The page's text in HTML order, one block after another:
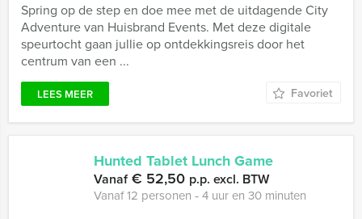
Spring op de step en doe mee met de uitdagende City
Adventure van Huisbrand Events. Met deze digitale
speurtocht gaan jullie op ontdekkingsreis door het
centrum van een ...
LEES MEER Favoriet
Hunted Tablet Lunch Game
Vanaf€ 52,50 p.p. excl. BTW
Vanaf 12 personen ‐ 4 uur en 30 minuten